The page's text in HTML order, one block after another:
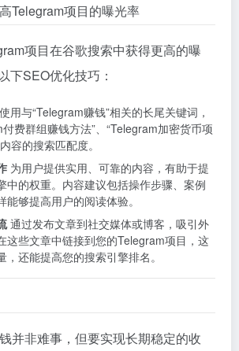
Telegram项目的曝光率
项目在谷歌搜索中获得更高的曝
下SEO优化技巧：
用与“Telegram赚钱”相关的长尾关键词，
费群组赚钱方法”、“Telegram加密货币项
容的搜索匹配度。
为用户提供实用、可靠的内容，有助于提
中的权重。内容建议包括操作步骤、案例
能够提高用户的阅读体验。
通过发布文章到社交媒体或博客，吸引外
这些文章中链接到您的Telegram项目，这
，还能提高您的搜索引擎排名。
并非难事，但要实现长期稳定的收